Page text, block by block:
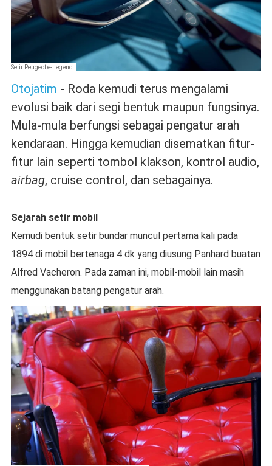
Setir Peugeot e-Legend
Otojatim - Roda kemudi terus mengalami
evolusi baik dari segi bentuk maupun fungsinya.
Mula-mula berfungsi sebagai pengatur arah
kendaraan. Hingga kemudian disematkan fitur-
fitur lain seperti tombol klakson, kontrol audio,
airbag, cruise control, dan sebagainya.
Sejarah setir mobil
Kemudi bentuk setir bundar muncul pertama kali pada
1894 di mobil bertenaga 4 dk yang diusung Panhard buatan
Alfred Vacheron. Pada zaman ini, mobil-mobil lain masih
menggunakan batang pengatur arah.